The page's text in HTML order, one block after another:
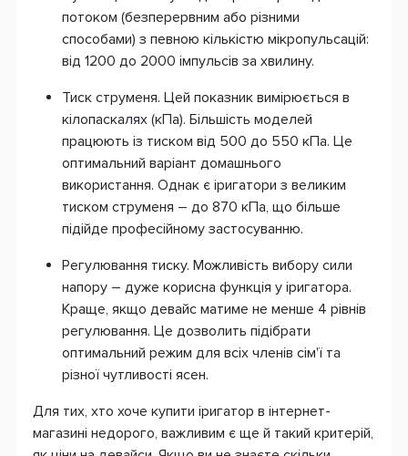
потоком (безперервним або різними
способами) з певною кількістю мікропульсацій:
від 1200 до 2000 імпульсів за хвилину.
Тиск струменя. Цей показник вимірюється в
кілопаскалях (кПа). Більшість моделей
працюють із тиском від 500 до 550 кПа. Це
оптимальний варіант домашнього
використання. Однак є іригатори з великим
тиском струменя – до 870 кПа, що більше
підійде професійному застосуванню.
Регулювання тиску. Можливість вибору сили
напору – дуже корисна функція у іригатора.
Краще, якщо девайс матиме не менше 4 рівнів
регулювання. Це дозволить підібрати
оптимальний режим для всіх членів сім'ї та
різної чутливості ясен.
Для тих, хто хоче купити іригатор в інтернет-
магазині недорого, важливим є ще й такий критерій,